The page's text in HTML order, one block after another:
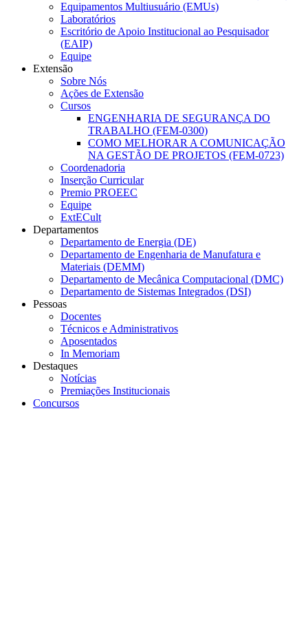
Equipamentos Multiusuário (EMUs)
Laboratórios
Escritório de Apoio Institucional ao Pesquisador
(EAIP)
Equipe
Extensão
Sobre Nós
Ações de Extensão
Cursos
ENGENHARIA DE SEGURANÇA DO
TRABALHO (FEM-0300)
COMO MELHORAR A COMUNICAÇÃO
NA GESTÃO DE PROJETOS (FEM-0723)
Coordenadoria
Inserção Curricular
Premio PROEEC
Equipe
ExtECult
Departamentos
Departamento de Energia (DE)
Departamento de Engenharia de Manufatura e
Materiais (DEMM)
Departamento de Mecânica Computacional (DMC)
Departamento de Sistemas Integrados (DSI)
Pessoas
Docentes
Técnicos e Administrativos
Aposentados
In Memoriam
Destaques
Notícias
Premiações Institucionais
Concursos